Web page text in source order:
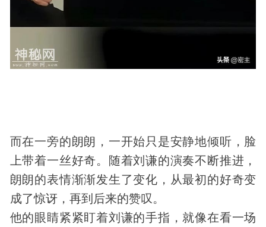
而在一旁的朗朗，一开始只是安静地倾听，脸
上带着一丝好奇。随着刘谦的演奏不断推进，
朗朗的表情渐渐发生了变化，从最初的好奇变
成了惊讶，再到后来的赞叹。
他的眼睛紧紧盯着刘谦的手指，就像在看一场